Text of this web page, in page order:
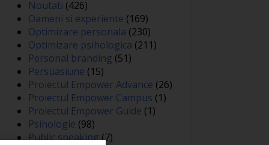
Noutati (426)
Oameni si experiente (169)
Optimizare personala (230)
Optimizare psihologica (211)
Personal branding (51)
Persuasiune (15)
Proiectul Empower Advance (26)
Proiectul Empower Campus (1)
Proiectul Empower Guide (1)
Psihologie (98)
Public speaking(7)